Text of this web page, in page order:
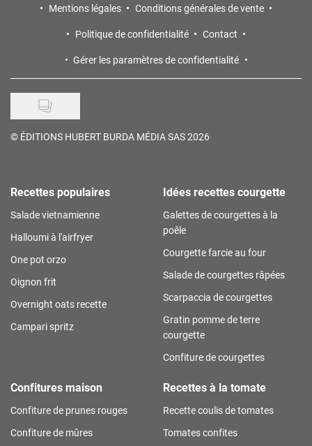
Mentions légales
Conditions générales de vente
Politique de confidentialité
Contact
Gérer les paramètres de confidentialité
© ÉDITIONS HUBERT BURDA MÉDIA SAS 2026
Recettes populaires
Salade vietnamienne
Halloumi à l'airfryer
One pot orzo
Oignon frit
Overnight oats recette
Campari spritz
Idées recettes courgette
Galettes de courgettes à la
poêle
Courgette farcie au four
Salade de courgettes râpées
Scarpaccia de courgettes
Gratin pomme de terre
courgette
Confiture de courgettes
Confitures maison
Confiture de prunes rouges
Confiture de mûres
Recettes à la tomate
Recette coulis de tomates
Tomates confites